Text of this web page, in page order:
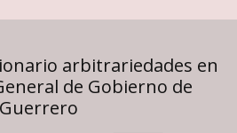
arbitrariedades en
de Gobierno de
Guerrero